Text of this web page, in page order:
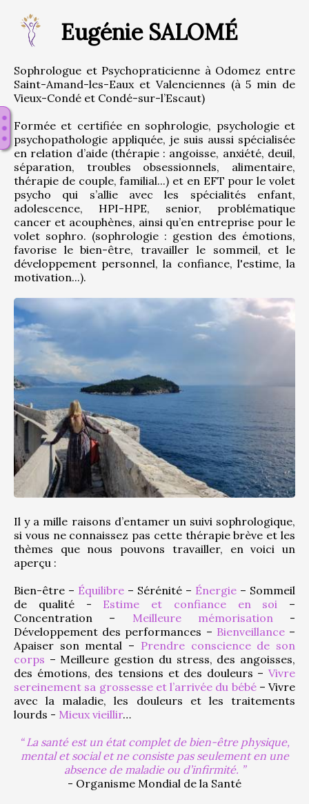
Eugénie SALOMÉ
Sophrologue et Psychopraticienne à Odomez entre
Saint-Amand-les-Eaux et Valenciennes (à 5 min de
Vieux-Condé et Condé-sur-l’Escaut)
Formée et certifiée en sophrologie, psychologie et
psychopathologie appliquée, je suis aussi spécialisée
en relation d’aide (thérapie : angoisse, anxiété, deuil,
séparation, troubles obsessionnels, alimentaire,
thérapie de couple, familial...) et en EFT pour le volet
psycho qui s’allie avec les spécialités enfant,
adolescence, HPI-HPE, senior, problématique
cancer et acouphènes, ainsi qu’en entreprise pour le
volet sophro. (sophrologie : gestion des émotions,
favorise le bien-être, travailler le sommeil, et le
développement personnel, la confiance, l'estime, la
motivation...).
Il y a mille raisons d’entamer un suivi sophrologique,
si vous ne connaissez pas cette thérapie brève et les
thèmes que nous pouvons travailler, en voici un
aperçu :
Bien-être – Équilibre – Sérénité – Énergie – Sommeil
de qualité - Estime et confiance en soi –
Concentration – Meilleure mémorisation -
Développement des performances – Bienveillance –
Apaiser son mental – Prendre conscience de son
corps – Meilleure gestion du stress, des angoisses,
des émotions, des tensions et des douleurs – Vivre
sereinement sa grossesse et l’arrivée du bébé – Vivre
avec la maladie, les douleurs et les traitements
lourds - Mieux vieillir…
La santé est un état complet de bien-être physique,
mental et social et ne consiste pas seulement en une
absence de maladie ou d’infirmité.
- Organisme Mondial de la Santé